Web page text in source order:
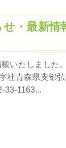
いたしまし
青森県支部
1163...